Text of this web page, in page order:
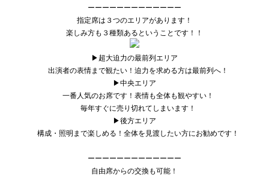
ーーーーーーーーーーーーー
指定席は３つのエリアがあります！
楽しみ方も３種類あるということです！！
▶︎超大迫力の最前列エリア
出演者の表情まで観たい！迫力を求める方は最前列へ！
▶︎中央エリア
一番人気のお席です！表情も全体も観やすい！
毎年すぐに売り切れてしまいます！
▶︎後方エリア
構成・照明まで楽しめる！全体を見渡したい方にお勧めです！
ーーーーーーーーーーーーー
自由席からの交換も可能！